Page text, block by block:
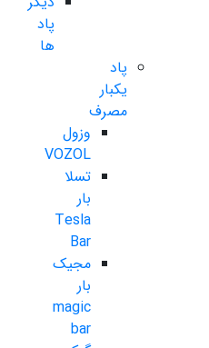
پاد
ها
پاد
یکبار
مصرف
وزول
VOZOL
تسلا
بار
Tesla
Bar
مجیک
بار
magic
bar